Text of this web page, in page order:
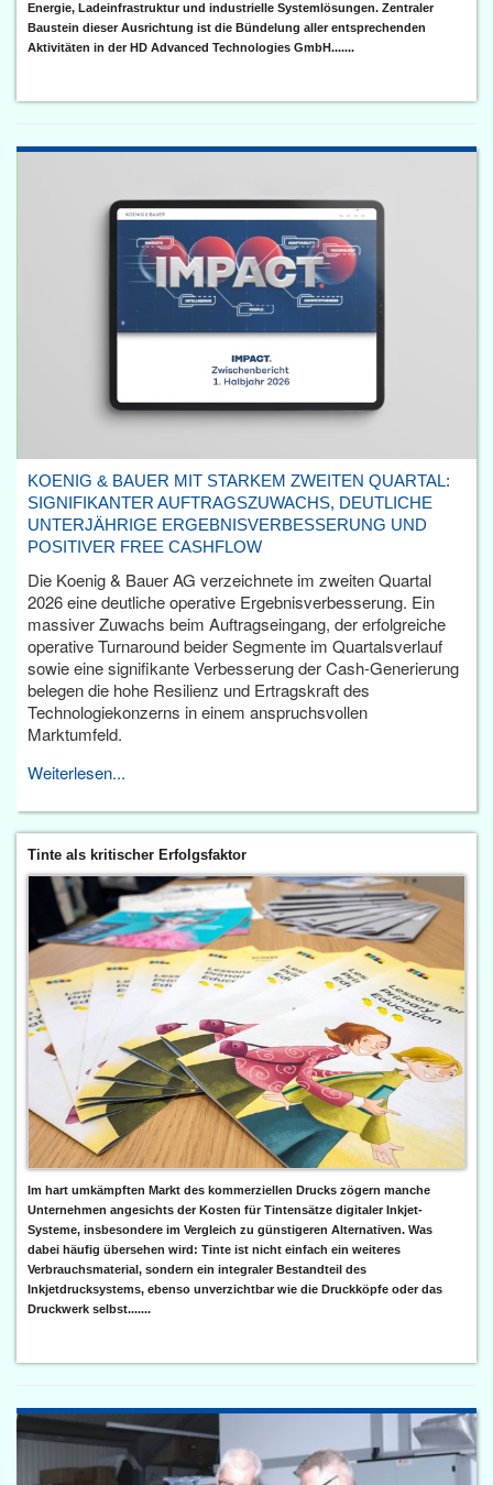
Energie, Ladeinfrastruktur und industrielle Systemlösungen. Zentraler
Baustein dieser Ausrichtung ist die Bündelung aller entsprechenden
Aktivitäten in der HD Advanced Technologies GmbH.......
KOENIG & BAUER MIT STARKEM ZWEITEN QUARTAL:
SIGNIFIKANTER AUFTRAGSZUWACHS, DEUTLICHE
UNTERJÄHRIGE ERGEBNISVERBESSERUNG UND
POSITIVER FREE CASHFLOW
Die Koenig & Bauer AG verzeichnete im zweiten Quartal
2026 eine deutliche operative Ergebnisverbesserung. Ein
massiver Zuwachs beim Auftragseingang, der erfolgreiche
operative Turnaround beider Segmente im Quartalsverlauf
sowie eine signifikante Verbesserung der Cash-Generierung
belegen die hohe Resilienz und Ertragskraft des
Technologiekonzerns in einem anspruchsvollen
Marktumfeld.
Weiterlesen...
Tinte als kritischer Erfolgsfaktor
Im hart umkämpften Markt des kommerziellen Drucks zögern manche
Unternehmen angesichts der Kosten für Tintensätze digitaler Inkjet-
Systeme, insbesondere im Vergleich zu günstigeren Alternativen. Was
dabei häufig übersehen wird: Tinte ist nicht einfach ein weiteres
Verbrauchsmaterial, sondern ein integraler Bestandteil des
Inkjetdrucksystems, ebenso unverzichtbar wie die Druckköpfe oder das
Druckwerk selbst.......